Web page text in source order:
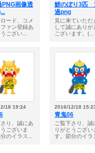
PNG画像透
ード、コメ
ァン登録あ
ござい...
鯉のぼり3匹
過png
見に来ていただ
して誠にありが
ございます。(...
18 19:24
り、誠にあ
ございま
のイラス...
2016/12/18
青鬼06
ご覧下さり、誠
りがとうござい
す。節分のイラ